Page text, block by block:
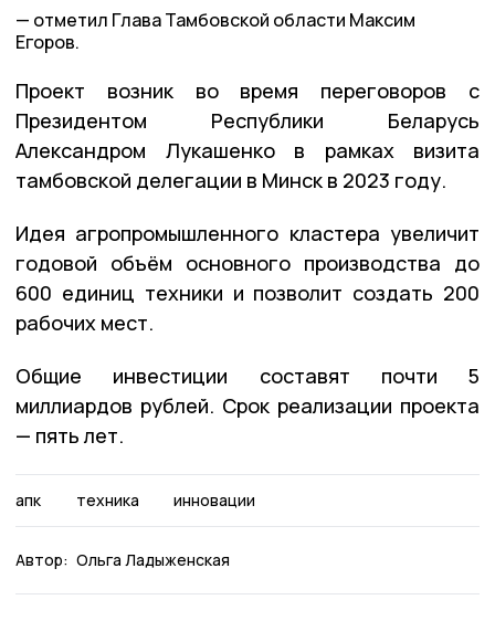
отметил Глава Тамбовской области Максим
Егоров.
Проект возник во время переговоров с
Президентом Республики Беларусь
Александром Лукашенко в рамках визита
тамбовской делегации в Минск в 2023 году.
Идея агропромышленного кластера увеличит
годовой объём основного производства до
600 единиц техники и позволит создать 200
рабочих мест.
Общие инвестиции составят почти 5
миллиардов рублей. Срок реализации проекта
— пять лет.
апк техника инновации
Автор: Ольга Ладыженская